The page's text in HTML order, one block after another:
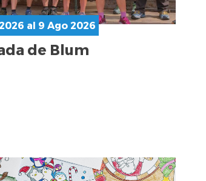
al 9 Ago 2026
de Blum